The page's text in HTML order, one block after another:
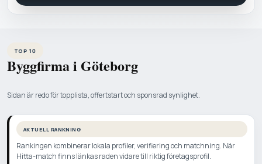
TOP 10
Byggfirma i Göteborg
Sidan är redo för topplista, offertstart och sponsrad synlighet.
AKTUELL RANKNING
Rankingen kombinerar lokala profiler, verifiering och matchning. När
Hitta-match finns länkas raden vidare till riktig företagsprofil.